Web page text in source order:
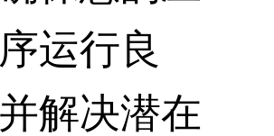
运行良
解决潜在